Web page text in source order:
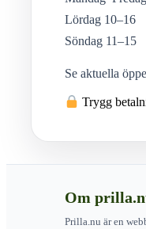
Lördag 10–16
Söndag 11–15
Se aktuella
Trygg
Om
Prilla.nu är en